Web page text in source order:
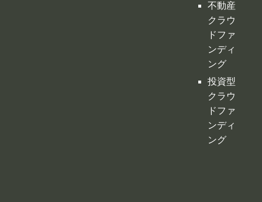
不動産
クラウ
ドファ
ンディ
ング
投資型
クラウ
ドファ
ンディ
ング